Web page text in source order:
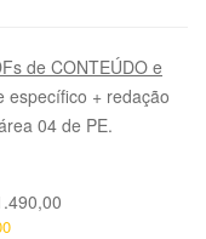
de CONTEÚDO e
+ redação
04 de PE.